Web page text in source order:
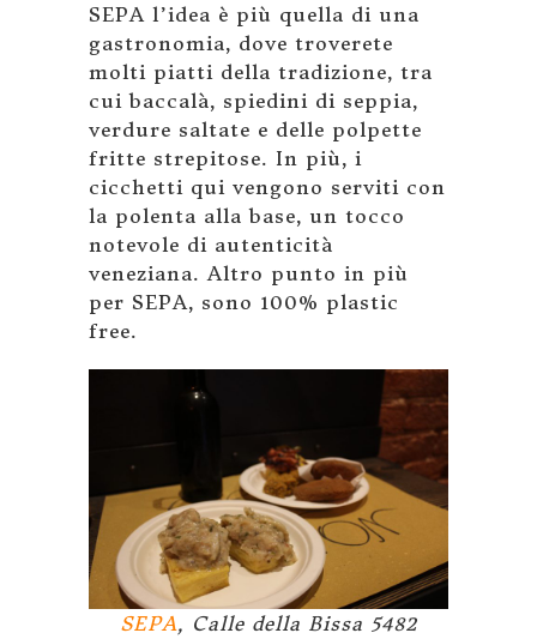
SEPA l’idea è più quella di una
gastronomia, dove troverete
molti piatti della tradizione, tra
cui baccalà, spiedini di seppia,
verdure saltate e delle polpette
fritte strepitose. In più, i
cicchetti qui vengono serviti con
la polenta alla base, un tocco
notevole di autenticità
veneziana. Altro punto in più
per SEPA, sono 100% plastic
free.
SEPA, Calle della Bissa 5482